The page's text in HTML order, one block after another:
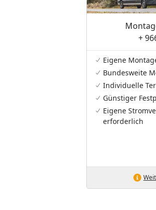
+
Eigene
Bundesweite
Individuelle
Günstiger
Eigene
erforderlich